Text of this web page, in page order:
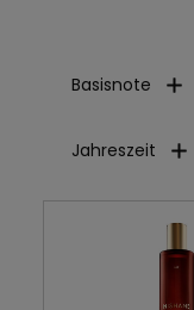
Basisnote
Jahreszeit